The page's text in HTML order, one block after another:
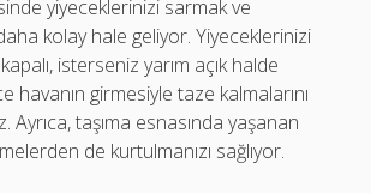
yiyeceklerinizi sarmak ve
kolay hale geliyor. Yiyeceklerinizi
isterseniz yarım açık halde
havanın girmesiyle taze kalmalarını
Ayrıca, taşıma esnasında yaşanan
de kurtulmanızı sağlıyor.